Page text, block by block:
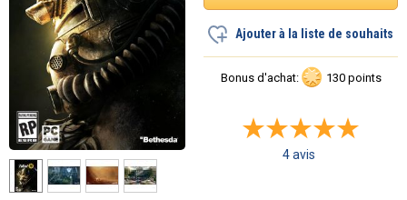
Ajouter à la liste de souhaits
Bonus d'achat: 130 points
4 avis